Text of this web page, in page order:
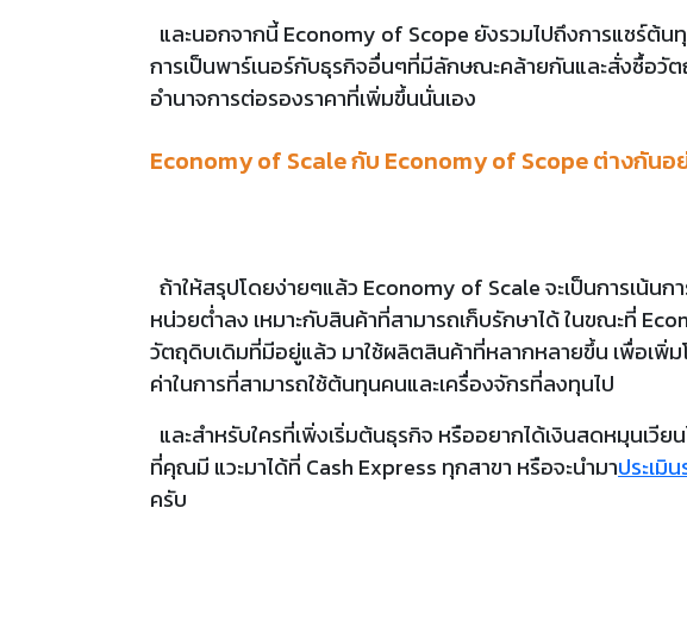
และนอกจากนี้ Economy of Scope ยังรวมไปถึงการแชร์ต้
การเป็นพาร์เนอร์กับธุรกิจอื่นๆที่มีลักษณะคล้ายกันและสั่งซื้อ
อำนาจการต่อรองราคาที่เพิ่มขึ้นนั่นเอง
Economy of Scale กับ Economy of Scope ต่างกันอ
ถ้าให้สรุปโดยง่ายๆแล้ว Economy of Scale จะเป็นการเน้น
หน่วยต่ำลง เหมาะกับสินค้าที่สามารถเก็บรักษาได้ ในขณะที่
วัตถุดิบเดิมที่มีอยู่แล้ว มาใช้ผลิตสินค้าที่หลากหลายขึ้น เพื่อเพิ่ม
ค่าในการที่สามารถใช้ต้นทุนคนและเครื่องจักรที่ลงทุนไป
และสำหรับใครที่เพิ่งเริ่มต้นธุรกิจ หรืออยากได้เงินสดหมุนเวี
ที่คุณมี แวะมาได้ที่ Cash Express ทุกสาขา หรือจะนำมาประเมิ
ครับ